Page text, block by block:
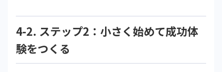
4-2. ステップ2：小さく始めて成功体
験をつくる